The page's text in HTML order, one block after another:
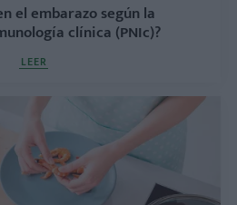
el embarazo según la
clínica (PNIc)?
LEER